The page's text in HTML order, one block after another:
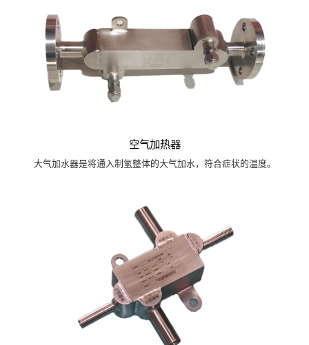
空气加热器
大气加水器是将通入制氢整体的大气加水，符合症状的温度。